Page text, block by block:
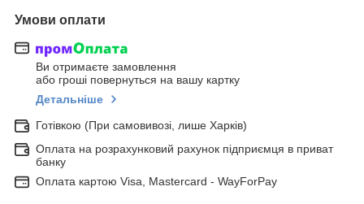
Умови оплати
Ви отримаєте замовлення
або гроші повернуться на вашу картку
Детальніше
Готівкою (При самовивозі, лише Харків)
Оплата на розрахунковий рахунок підприємця в приват
банку
Оплата картою Visa, Mastercard - WayForPay